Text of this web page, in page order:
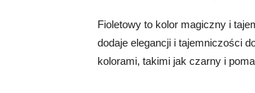
Fioletowy to kolor magiczny i
dodaje elegancji i tajemniczości
kolorami, takimi jak czarny i